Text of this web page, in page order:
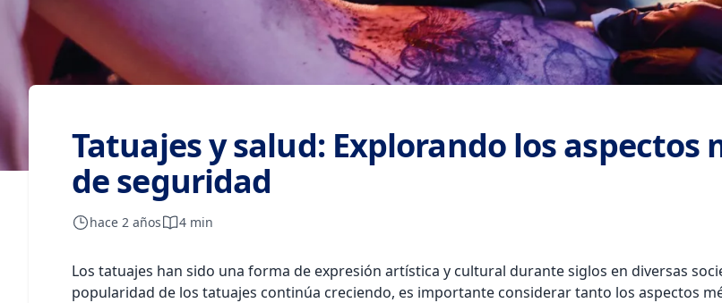
Tatuajes y salud: Explorando los aspectos
de seguridad
hace 2 años 4 min
Los tatuajes han sido una forma de expresión artística y cultural durante siglos en diversas
popularidad de los tatuajes continúa creciendo, es importante considerar tanto los aspectos